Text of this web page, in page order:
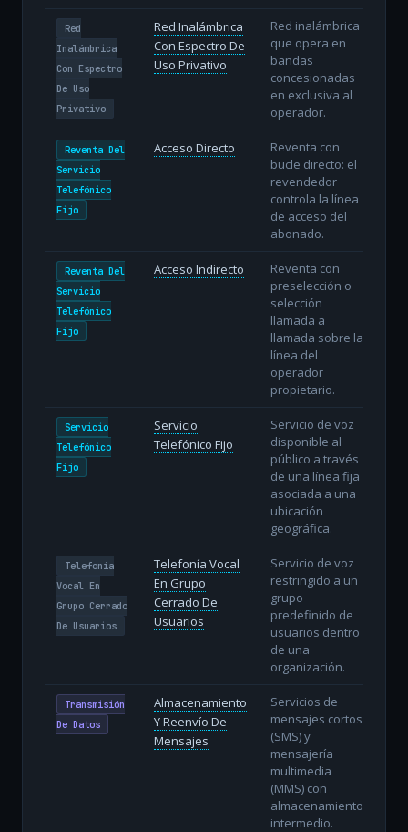
Red
Inalámbrica
Con Espectro
De Uso
Privativo
Red Inalámbrica
Con Espectro De
Uso Privativo
Red inalámbrica
que opera en
bandas
concesionadas
en exclusiva al
operador.
Reventa Del
Servicio
Telefónico
Fijo
Acceso Directo
Reventa con
bucle directo: el
revendedor
controla la línea
de acceso del
abonado.
Reventa Del
Servicio
Telefónico
Fijo
Acceso Indirecto
Reventa con
preselección o
selección
llamada a
llamada sobre la
línea del
operador
propietario.
Servicio
Telefónico
Fijo
Servicio
Telefónico Fijo
Servicio de voz
disponible al
público a través
de una línea fija
asociada a una
ubicación
geográfica.
Telefonía
Vocal En
Grupo Cerrado
De Usuarios
Telefonía Vocal
En Grupo
Cerrado De
Usuarios
Servicio de voz
restringido a un
grupo
predefinido de
usuarios dentro
de una
organización.
Transmisión
De Datos
Almacenamiento
Y Reenvío De
Mensajes
Servicios de
mensajes cortos
(SMS) y
mensajería
multimedia
(MMS) con
almacenamiento
intermedio.